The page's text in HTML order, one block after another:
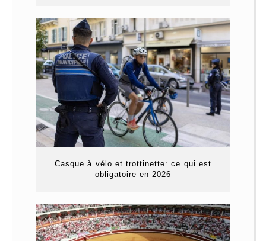
Casque à vélo et trottinette: ce qui est
obligatoire en 2026